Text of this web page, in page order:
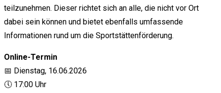
teilzunehmen. Dieser richtet sich an alle, die nicht vor Ort
dabei sein können und bietet ebenfalls umfassende
Informationen rund um die Sportstättenförderung.
Online-Termin
📅 Dienstag, 16.06.2026
🕔 17:00 Uhr